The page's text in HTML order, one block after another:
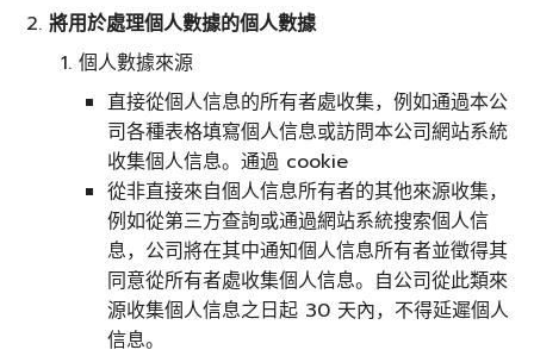
將用於處理個人數據的個人數據
個人數據來源
直接從個人信息的所有者處收集，例如通過本公
司各種表格填寫個人信息或訪問本公司網站系統
收集個人信息。通過 cookie
從非直接來自個人信息所有者的其他來源收集，
例如從第三方查詢或通過網站系統搜索個人信
息，公司將在其中通知個人信息所有者並徵得其
同意從所有者處收集個人信息。自公司從此類來
源收集個人信息之日起 30 天內，不得延遲個人
信息。